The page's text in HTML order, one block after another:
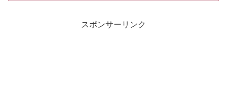
スポンサーリンク